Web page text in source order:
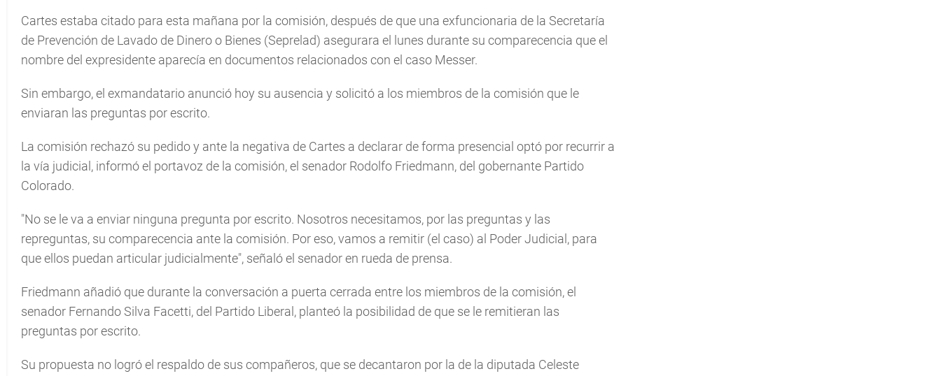
Cartes estaba citado para esta mañana por la comisión, después de que una exfuncionaria de la Secretaría
de Prevención de Lavado de Dinero o Bienes (Seprelad) asegurara el lunes durante su comparecencia que el
nombre del expresidente aparecía en documentos relacionados con el caso Messer.
Sin embargo, el exmandatario anunció hoy su ausencia y solicitó a los miembros de la comisión que le
enviaran las preguntas por escrito.
La comisión rechazó su pedido y ante la negativa de Cartes a declarar de forma presencial optó por recurrir a
la vía judicial, informó el portavoz de la comisión, el senador Rodolfo Friedmann, del gobernante Partido
Colorado.
"No se le va a enviar ninguna pregunta por escrito. Nosotros necesitamos, por las preguntas y las
repreguntas, su comparecencia ante la comisión. Por eso, vamos a remitir (el caso) al Poder Judicial, para
que ellos puedan articular judicialmente", señaló el senador en rueda de prensa.
Friedmann añadió que durante la conversación a puerta cerrada entre los miembros de la comisión, el
senador Fernando Silva Facetti, del Partido Liberal, planteó la posibilidad de que se le remitieran las
preguntas por escrito.
Su propuesta no logró el respaldo de sus compañeros, que se decantaron por la de la diputada Celeste